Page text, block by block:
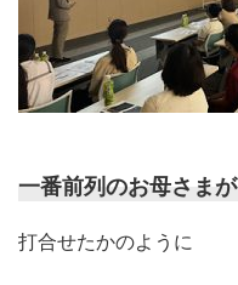
一番前列のお母さまが
打合せたかのように